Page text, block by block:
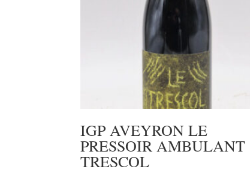
IGP AVEYRON LE
PRESSOIR AMBULANT
TRESCOL